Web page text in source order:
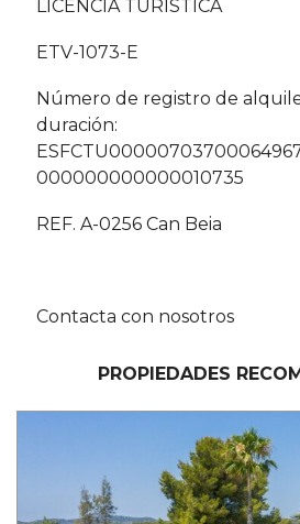
LICENCIA TURISTICA
ETV-1073-E
Número de registro de
duración:
000000000000010735
REF. A-0256 Can Beia
Contacta con nosotros
PROPIEDADES